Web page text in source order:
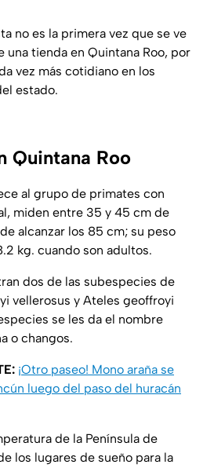
no es la primera vez que se ve
una tienda en Quintana Roo, por
vez más cotidiano en los
estado.
Quintana Roo
al grupo de primates con
miden entre 35 y 45 cm de
alcanzar los 85 cm; su peso
kg. cuando son adultos.
dos de las subespecies de
vellerosus y Ateles geoffroyi
se les da el nombre
o changos.
¡Otro paseo! Mono araña se
luego del paso del huracán
de la Península de
los lugares de sueño para la